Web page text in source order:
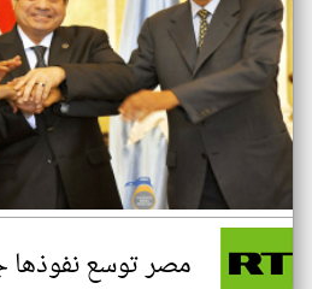
مصر توسع نفوذها